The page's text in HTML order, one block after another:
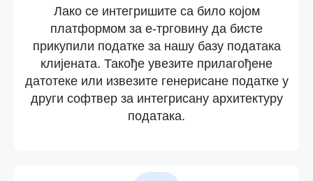
Лако се интегришите са било којом
платформом за е-трговину да бисте
прикупили податке за нашу базу података
клијената. Такође увезите прилагођене
датотеке или извезите генерисане податке у
други софтвер за интегрисану архитектуру
података.